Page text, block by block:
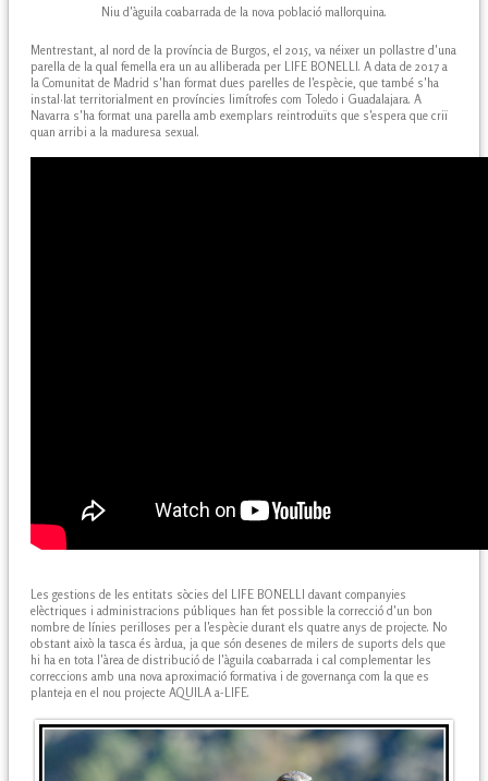
Niu d'àguila coabarrada de la nova població mallorquina.
Mentrestant, al nord de la província de Burgos, el 2015, va néixer un pollastre d'una
parella de la qual femella era un au alliberada per LIFE BONELLI. A data de 2017 a
la Comunitat de Madrid s'han format dues parelles de l'espècie, que també s'ha
instal·lat territorialment en províncies limítrofes com Toledo i Guadalajara. A
Navarra s'ha format una parella amb exemplars reintroduïts que s'espera que criï
quan arribi a la maduresa sexual.
Les gestions de les entitats sòcies del LIFE BONELLI davant companyies
elèctriques i administracions públiques han fet possible la correcció d'un bon
nombre de línies perilloses per a l'espècie durant els quatre anys de projecte. No
obstant això la tasca és àrdua, ja que són desenes de milers de suports dels que
hi ha en tota l'àrea de distribució de l'àguila coabarrada i cal complementar les
correccions amb una nova aproximació formativa i de governança com la que es
planteja en el nou projecte AQUILA a-LIFE.